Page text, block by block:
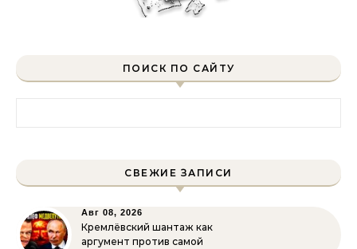
ПОИСК ПО САЙТУ
СВЕЖИЕ ЗАПИСИ
Авг 08, 2026
Кремлёвский шантаж как
аргумент против самой